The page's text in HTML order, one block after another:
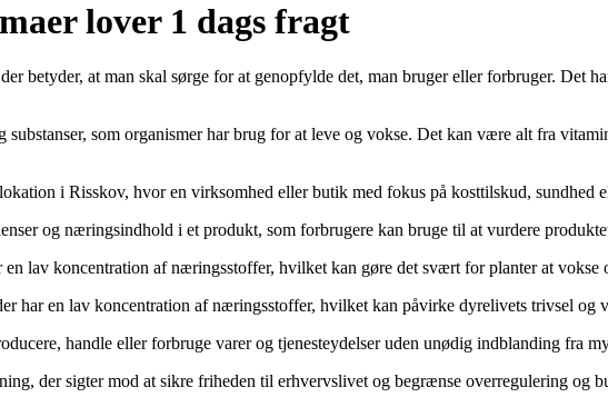
lover 1 dags fragt
betyder, at man skal sørge for at genopfylde det, man bruger eller forbruger. Det
som organismer har brug for at leve og vokse. Det kan være alt fra
i Risskov, hvor en virksomhed eller butik med fokus på kosttilskud, sundhed
og næringsindhold i et produkt, som forbrugere kan bruge til at vurdere
lav koncentration af næringsstoffer, hvilket kan gøre det svært for planter at vokse
har en lav koncentration af næringsstoffer, hvilket kan påvirke dyrelivets trivsel og
handle eller forbruge varer og tjenesteydelser uden unødig indblanding fra
der sigter mod at sikre friheden til erhvervslivet og begrænse overregulering og